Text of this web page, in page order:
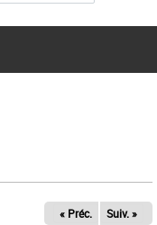
« Préc. Suiv. »